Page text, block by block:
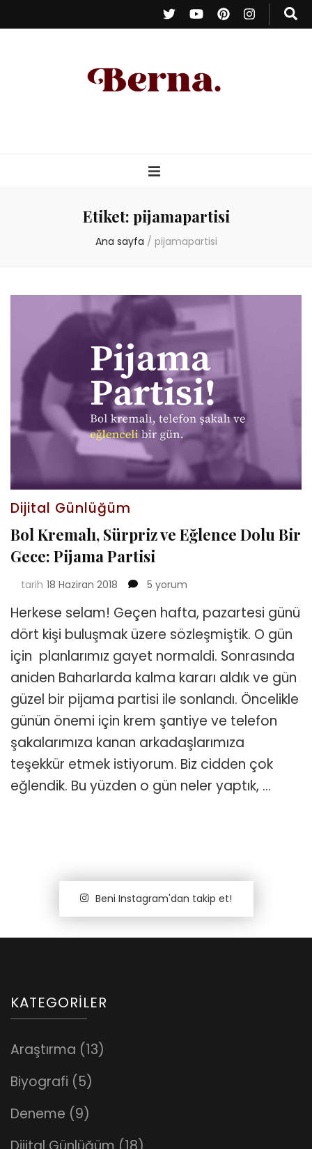
– Kişisel Blog
Etiket: pijamapartisi
Ana sayfa / pijamapartisi
Dijital Günlüğüm
Bol Kremalı, Sürpriz ve Eğlence Dolu Bir
Gece: Pijama Partisi
tarih 18 Haziran 2018
Bol
Sürpriz
Eğlence
Dolu
Bir
Gece:
Pijama
Partisi
için
5 yorum
Herkese selam! Geçen hafta, pazartesi günü
dört kişi buluşmak üzere sözleşmiştik. O gün
için planlarımız gayet normaldi. Sonrasında
aniden Baharlarda kalma kararı aldık ve gün
güzel bir pijama partisi ile sonlandı. Öncelikle
günün önemi için krem şantiye ve telefon
şakalarımıza kanan arkadaşlarımıza
teşekkür etmek istiyorum. Biz cidden çok
eğlendik. Bu yüzden o gün neler yaptık, …
Beni Instagram'dan takip et!
KATEGORILER
Araştırma (13)
Biyografi (5)
Deneme (9)